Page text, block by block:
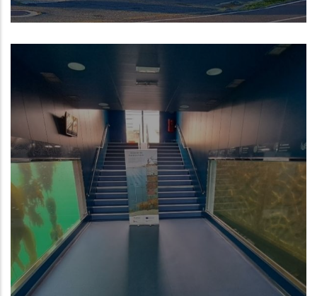
Centro Oceanográfico de A Coruña del
Instituto Español de Oceanografía (IEO,
NUE